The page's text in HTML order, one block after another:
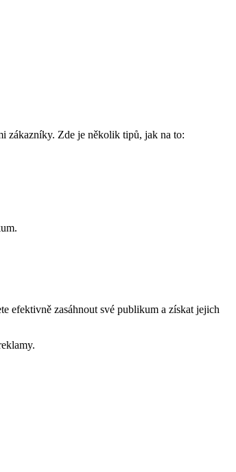
zákazníky. Zde je několik tipů, jak na to:
efektivně zasáhnout své publikum a získat jejich